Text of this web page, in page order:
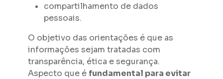
compartilhamento de dados
pessoais.
O objetivo das orientações é que as
informações sejam tratadas com
transparência, ética e segurança.
Aspecto que é fundamental para evitar